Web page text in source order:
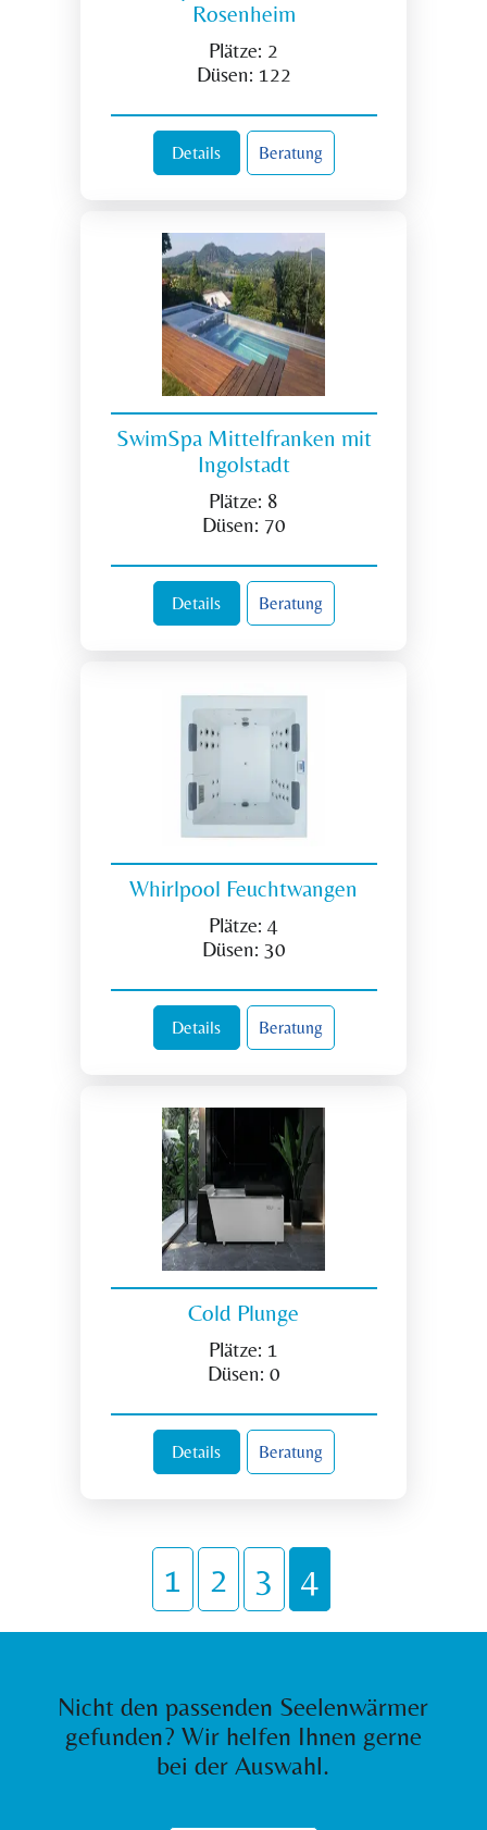
Rosenheim
Plätze: 2
Düsen: 122
Details Beratung
SwimSpa Mittelfranken mit
Ingolstadt
Plätze: 8
Düsen: 70
Details Beratung
Whirlpool Feuchtwangen
Plätze: 4
Düsen: 30
Details Beratung
Cold Plunge
Plätze: 1
Düsen: 0
Details Beratung
1 2 3 4
Nicht den passenden Seelenwärmer
gefunden? Wir helfen Ihnen gerne
bei der Auswahl.